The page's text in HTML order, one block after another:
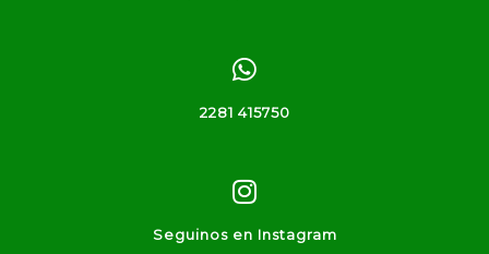
2281 415750
Seguinos en Instagram